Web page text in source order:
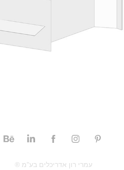
® עמרי רון אדריכלים בע"מ